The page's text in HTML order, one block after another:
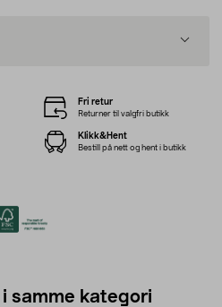
Fri retur
Returner til valgfri butikk
Klikk&Hent
Bestill på nett og hent i butikk
samme kategori